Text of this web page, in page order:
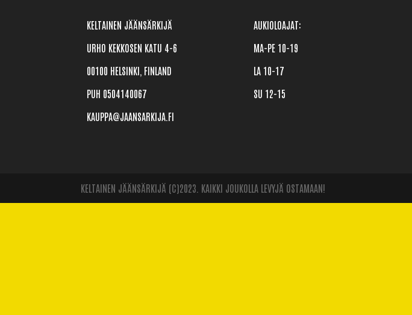
KELTAINEN JÄÄNSÄRKIJÄ
URHO KEKKOSEN KATU 4-6
00100 HELSINKI, FINLAND
PUH 0504140067
KAUPPA@JAANSARKIJA.FI
AUKIOLOAJAT:
MA-PE 10-19
LA 10-17
SU 12-15
KELTAINEN JÄÄNSÄRKIJÄ (C)2023. KAIKKI JOUKOLLA LEVYJÄ OSTAMAAN!